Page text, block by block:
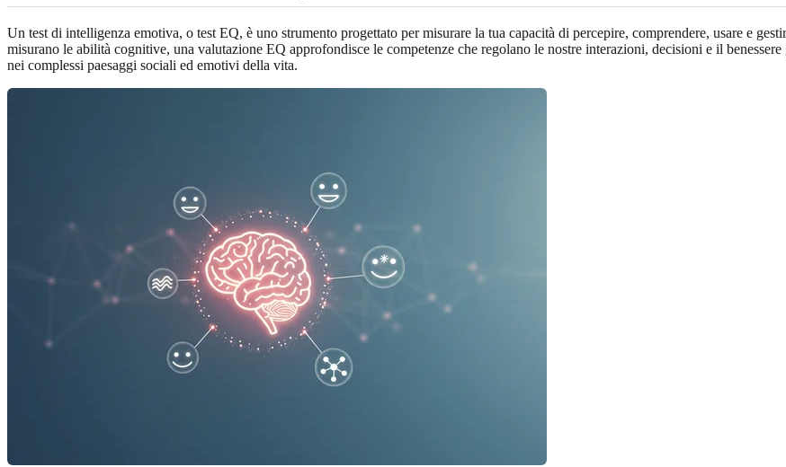
Un test di intelligenza emotiva, o test EQ, è uno strumento progettato per misurare la tua capacità di percepire, comprendere, usare e
misurano le abilità cognitive, una valutazione EQ approfondisce le competenze che regolano le nostre interazioni, decisioni e il
nei complessi paesaggi sociali ed emotivi della vita.